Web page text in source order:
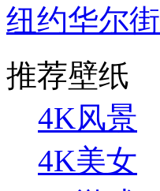
纽约华尔
推荐壁纸
4K风景
4K美女